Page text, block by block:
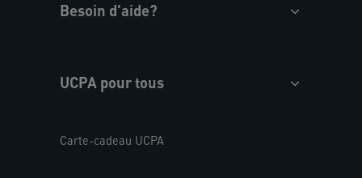
Besoin d'aide?
UCPA pour tous
Carte-cadeau UCPA